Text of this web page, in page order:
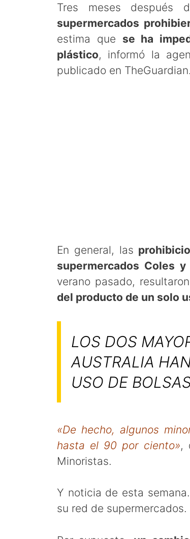
Tres meses después
supermercados
estima que se ha
plástico, informó la
publicado en TheGuardian.
En general, las
supermercados Coles
verano pasado,
del producto de un solo
LOS DOS
AUSTRALIA
USO DE
«De hecho, algunos
hasta el 90 por ciento»,
Minoristas.
Y noticia de esta
su red de